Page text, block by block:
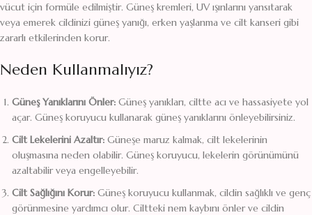
vücut için formüle edilmiştir. Güneş kremleri, UV ışınlarını yansıtarak
veya emerek cildinizi güneş yanığı, erken yaşlanma ve cilt kanseri gibi
zararlı etkilerinden korur.
Neden Kullanmalıyız?
Güneş Yanıklarını Önler: Güneş yanıkları, ciltte acı ve hassasiyete yol
açar. Güneş koruyucu kullanarak güneş yanıklarını önleyebilirsiniz.
Cilt Lekelerini Azaltır: Güneşe maruz kalmak, cilt lekelerinin
oluşmasına neden olabilir. Güneş koruyucu, lekelerin görünümünü
azaltabilir veya engelleyebilir.
Cilt Sağlığını Korur: Güneş koruyucu kullanmak, cildin sağlıklı ve genç
görünmesine yardımcı olur. Ciltteki nem kaybını önler ve cildin